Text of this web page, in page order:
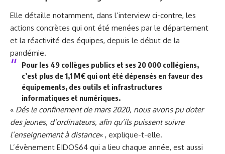
Elle détaille notamment, dans l’interview ci-contre, les
actions concrètes qui ont été menées par le département
et la réactivité des équipes, depuis le début de la
pandémie.
Pour les 49 collèges publics et ses 20 000 collégiens,
c’est plus de 1,1 M€ qui ont été dépensés en faveur des
équipements, des outils et infrastructures
informatiques et numériques.
« Dés le confinement de mars 2020, nous avons pu doter
des jeunes, d’ordinateurs, afin qu’ils puissent suivre
l’enseignement à distance« , explique-t-elle.
L’évènement EIDOS64 qui a lieu chaque année, est aussi